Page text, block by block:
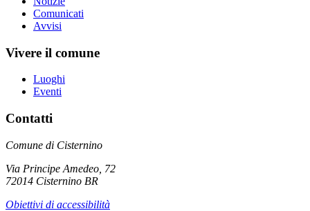
Comunicati
Avvisi
Vivere il comune
Luoghi
Eventi
Contatti
Comune di Cisternino
Via Principe Amedeo, 72
72014 Cisternino BR
Obiettivi di accessibilità